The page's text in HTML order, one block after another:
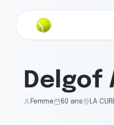
Delgof
Femme 60 ans LA